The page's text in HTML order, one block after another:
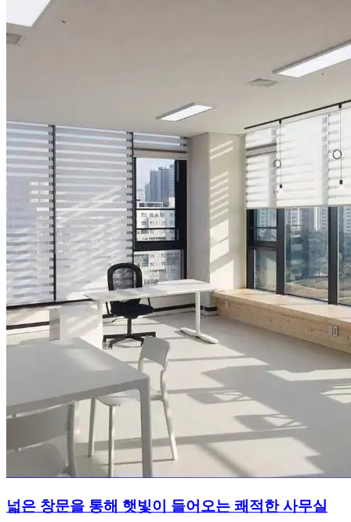
넓은 창문을 통해 햇빛이 들어오는 쾌적한 사무실